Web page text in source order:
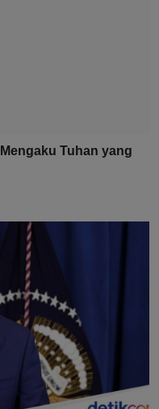
Tuhan yang